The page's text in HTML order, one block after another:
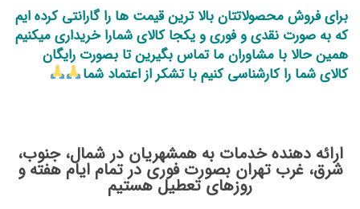
برای فروش محصولاتتان بالا ترین قیمت ها را گارانتی کرده ایم
که به صورت نقدی و فوری و یکجا کالای شمارا خریداری میکنیم
همین حالا با مشاوران ما تماس بگیرین تا بصورت رایگان
کالای شما را کارشناسی کنیم با تشکر از اعتماد شما
ارائه دهنده خدمات به همشهریان در شمال، جنوب،
شرق، غرب تهران بصورت فوری در تمام ایام هفته و
روزهای تعطیل هستیم